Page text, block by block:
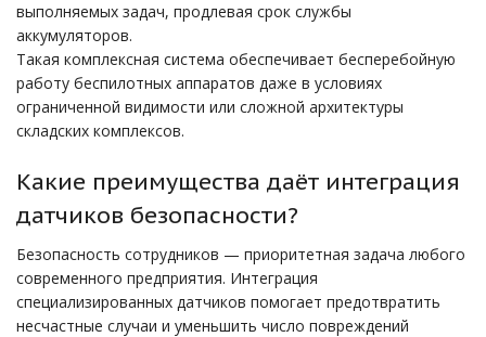
выполняемых задач, продлевая срок службы
аккумуляторов.
Такая комплексная система обеспечивает бесперебойную
работу беспилотных аппаратов даже в условиях
ограниченной видимости или сложной архитектуры
складских комплексов.
Какие преимущества даёт интеграция
датчиков безопасности?
Безопасность сотрудников — приоритетная задача любого
современного предприятия. Интеграция
специализированных датчиков помогает предотвратить
несчастные случаи и уменьшить число повреждений